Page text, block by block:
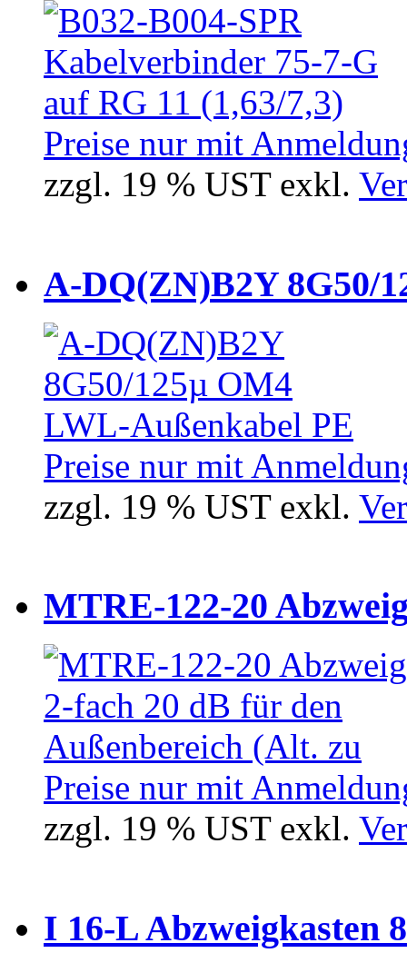
Preise nur mit
zzgl. 19 % UST exkl.
A-DQ(ZN)B2Y 8G50/
Preise nur mit
zzgl. 19 % UST exkl.
MTRE-122-20
Preise nur mit
zzgl. 19 % UST exkl.
I 16-L Abzweigkasten